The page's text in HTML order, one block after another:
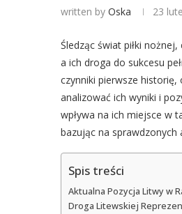
written by Oska 23
Śledząc świat piłki
a ich droga do sukcesu
czynniki pierwsze
analizować ich wyniki i
wpływa na ich miejsce w
bazując na sprawdzonych
Spis treści
Aktualna Pozycja Litwy w
Droga Litewskiej